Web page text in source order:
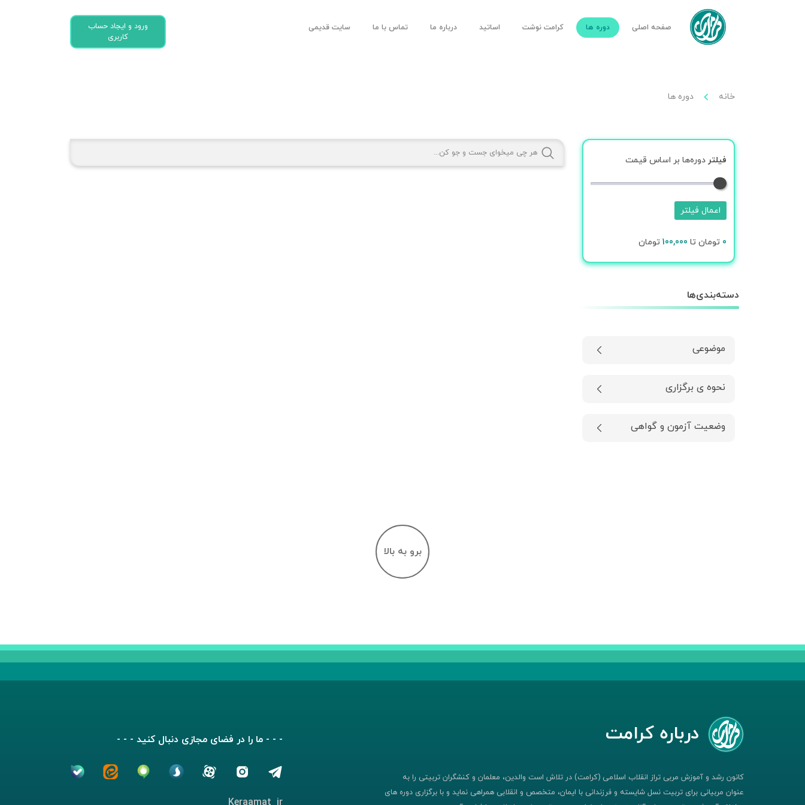
صفحه اصلی دوره ها کرامت نوشت اساتید درباره ما تماس با ما سایت قدیمی
ورود و ایجاد حساب
کاربری
خانه دوره ها
فیلتر دوره‌ها بر اساس قیمت
اعمال فیلتر
0 تومان تا 100,000 تومان
دسته‌بندی‌ها
موضوعی
نحوه ی برگزاری
وضعیت آزمون و گواهی
برو به بالا
درباره کرامت
کانون رشد و آموزش مربی تراز انقلاب اسلامی (کرامت) در تلاش است والدین، معلمان و کنشگران تربیتی را به
عنوان مربیانی برای تربیت نسل شایسته و فرزندانی با ایمان، متخصص و انقلابی همراهی نماید و با برگزاری دوره های
- - - ما را در فضای مجازی دنبال کنید - - -